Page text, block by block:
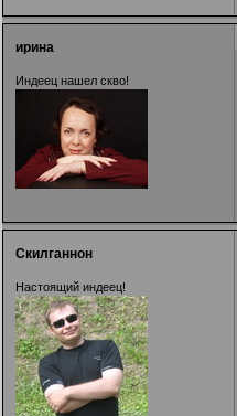
ирина
Индеец нашел скво!
Скилганнон
Настоящий индеец!